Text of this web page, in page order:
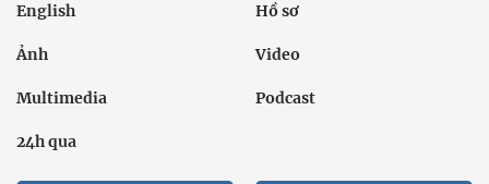
English Hồ sơ
Ảnh Video
Multimedia Podcast
24h qua